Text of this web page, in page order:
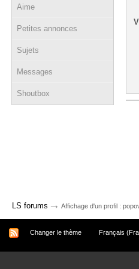
Aime
Petites annonces
Sujets
Messages
Shoutbox
LS forums → Affichage d'un profil :
Changer le thème Français